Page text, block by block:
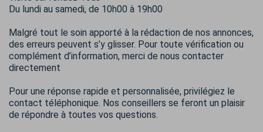
Du lundi au samedi, de 10h00 à 19h00
Malgré tout le soin apporté à la rédaction de nos annonces,
des erreurs peuvent s’y glisser. Pour toute vérification ou
complément d’information, merci de nous contacter
directement
Pour une réponse rapide et personnalisée, privilégiez le
contact téléphonique. Nos conseillers se feront un plaisir
de répondre à toutes vos questions.